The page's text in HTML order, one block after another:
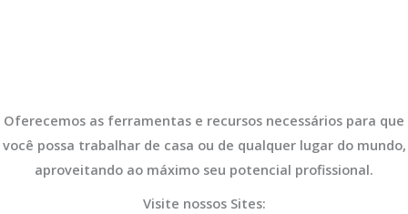
Oferecemos as ferramentas e recursos necessários para que
você possa trabalhar de casa ou de qualquer lugar do mundo,
aproveitando ao máximo seu potencial profissional.
Visite nossos Sites: